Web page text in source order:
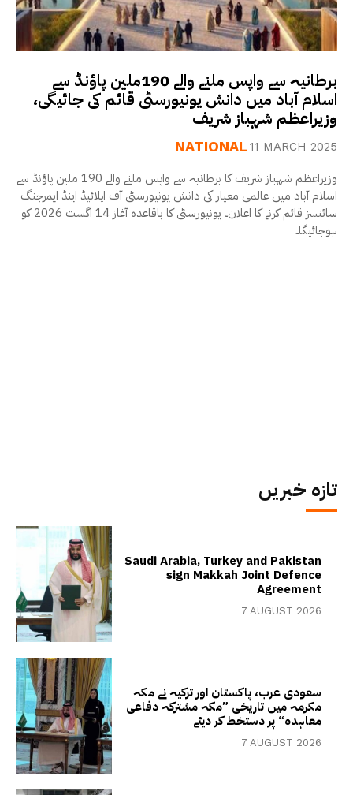
برطانیہ سے واپس ملنے والے 190ملین پاؤنڈ سے
اسلام آباد میں دانش یونیورسٹی قائم کی جائیگی،
وزیراعظم شہباز شریف
NATIONAL 11 MARCH 2025
وزیراعظم شہباز شریف کا برطانیہ سے واپس ملنے والے 190 ملین پاؤنڈ سے
اسلام آباد میں عالمی معیار کی دانش یونیورسٹی آف اپلائیڈ اینڈ ایمرجنگ
سائنسز قائم کرنے کا اعلان۔ یونیورسٹی کا باقاعدہ آغاز 14 اگست 2026 کو
ہوجائیگا۔
تازہ خبریں
Saudi Arabia, Turkey and Pakistan
sign Makkah Joint Defence
Agreement
7 AUGUST 2026
سعودی عرب، پاکستان اور ترکیہ نے مکہ
مکرمہ میں تاریخی ”مکہ مشترکہ دفاعی
معاہدہ“ پر دستخط کر دیئے
7 AUGUST 2026